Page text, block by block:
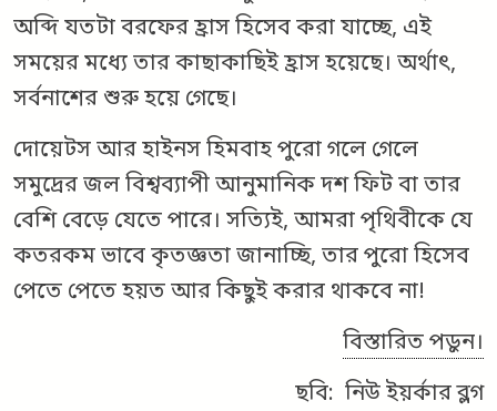
অব্দি যতটা বরফের হ্রাস হিসেব করা যাচ্ছে, এই
সময়ের মধ্যে তার কাছাকাছিই হ্রাস হয়েছে। অর্থাৎ,
সর্বনাশের শুরু হয়ে গেছে।
দোয়েটস আর হাইনস হিমবাহ পুরো গলে গেলে
সমুদ্রের জল বিশ্বব্যাপী আনুমানিক দশ ফিট বা তার
বেশি বেড়ে যেতে পারে। সত্যিই, আমরা পৃথিবীকে যে
কতরকম ভাবে কৃতজ্ঞতা জানাচ্ছি, তার পুরো হিসেব
পেতে পেতে হয়ত আর কিছুই করার থাকবে না!
বিস্তারিত পড়ুন।
ছবি: নিউ ইয়র্কার ব্লগ